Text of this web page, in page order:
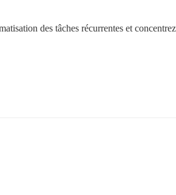
des tâches récurrentes et